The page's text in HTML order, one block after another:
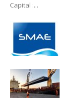
Capital :...